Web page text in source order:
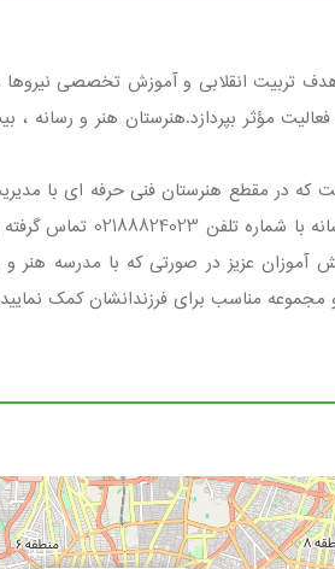
تربیت انقلابی و آموزش تخصصی
هنر و رسانه مجموعه ای غیردولتی ، پسرانه واقع در استان تهران ، شهر تهران منطقه 6
عزیز شما اولیاء گرامی می باشد .
شما اولیاء گرامی و دانش آموزان عزیز در صورتی که
مجموعه مناسب برای فرزندانشان کمک